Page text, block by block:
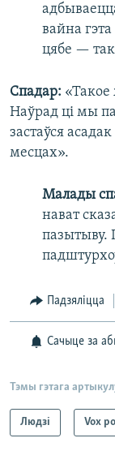
вайна
цябе —
Спадар: «Такое
Наўрад ці мы
застаўся
месцах».
Малады
нават
пазытыву.
Падзяліцца
Сачыце за
Тэмы гэтага
Людзі Vox